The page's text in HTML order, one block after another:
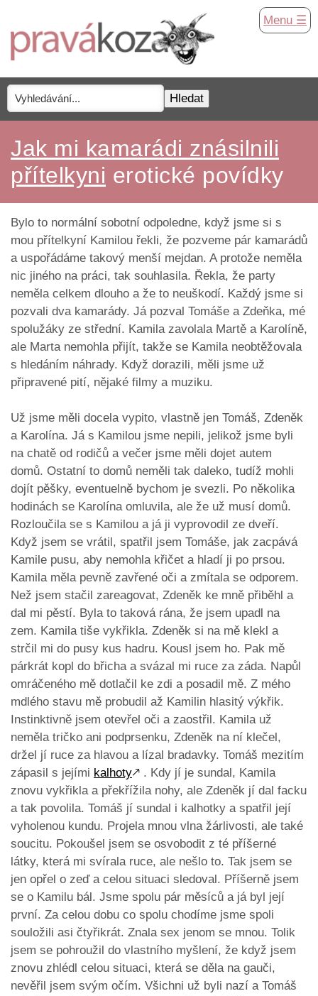
Menu ☰
Jak mi kamarádi znásilnili
přítelkyni erotické povídky
Bylo to normální sobotní odpoledne, když jsme si s
mou přítelkyní Kamilou řekli, že pozveme pár kamarádů
a uspořádáme takový menší mejdan. A protože neměla
nic jiného na práci, tak souhlasila. Řekla, že party
neměla celkem dlouho a že to neuškodí. Každý jsme si
pozvali dva kamarády. Já pozval Tomáše a Zdeňka, mé
spolužáky ze střední. Kamila zavolala Martě a Karolíně,
ale Marta nemohla přijít, takže se Kamila neobtěžovala
s hledáním náhrady. Když dorazili, měli jsme už
připravené pití, nějaké filmy a muziku.
Už jsme měli docela vypito, vlastně jen Tomáš, Zdeněk
a Karolína. Já s Kamilou jsme nepili, jelikož jsme byli
na chatě od rodičů a večer jsme měli dojet autem
domů. Ostatní to domů neměli tak daleko, tudíž mohli
dojít pěšky, eventuelně bychom je svezli. Po několika
hodinách se Karolína omluvila, ale že už musí domů.
Rozloučila se s Kamilou a já ji vyprovodil ze dveří.
Když jsem se vrátil, spatřil jsem Tomáše, jak zacpává
Kamile pusu, aby nemohla křičet a hladí ji po prsou.
Kamila měla pevně zavřené oči a zmítala se odporem.
Než jsem stačil zareagovat, Zdeněk ke mně přiběhl a
dal mi pěstí. Byla to taková rána, že jsem upadl na
zem. Kamila tiše vykřikla. Zdeněk si na mě klekl a
strčil mi do pusy kus hadru. Kousl jsem ho. Pak mě
párkrát kopl do břicha a svázal mi ruce za záda. Napůl
omráčeného mě dotlačil ke zdi a posadil mě. Z mého
mdlého stavu mě probudil až Kamilin hlasitý výkřik.
Instinktivně jsem otevřel oči a zaostřil. Kamila už
neměla tričko ani podprsenku, Zdeněk na ní klečel,
držel jí ruce za hlavou a lízal bradavky. Tomáš mezitím
zápasil s jejími kalhoty🡕 . Kdy jí je sundal, Kamila
znovu vykřikla a překřížila nohy, ale Zdeněk jí dal facku
a tak povolila. Tomáš jí sundal i kalhotky a spatřil její
vyholenou kundu. Projela mnou vlna žárlivosti, ale také
soucitu. Pokoušel jsem se osvobodit z té příšerné
látky, která mi svírala ruce, ale nešlo to. Tak jsem se
jen opřel o zeď a celou situaci sledoval. Příšerně jsem
se o Kamilu bál. Jsme spolu pár měsíců a já byl její
první. Za celou dobu co spolu chodíme jsme spoli
souložili asi čtyřikrát. Znala sex jenom se mnou. Tolik
jsem se pohroužil do vlastního myšlení, že když jsem
znovu zhlédl celou situaci, která se děla na gauči,
nevěřil jsem svým očím. Všichni už byli nazí a Tomáš